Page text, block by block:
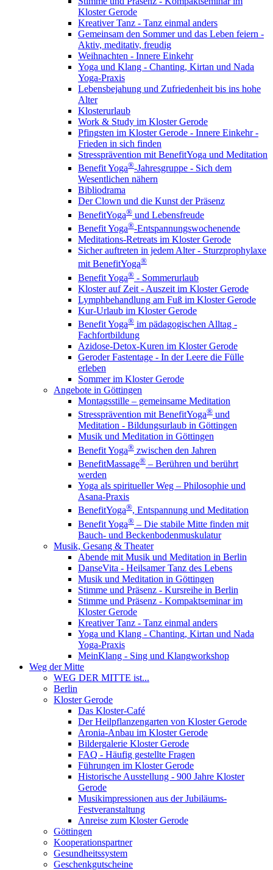
Kloster Gerode
Kreativer Tanz - Tanz einmal anders
Gemeinsam den Sommer und das Leben feiern -
Aktiv, meditativ, freudig
Weihnachten - Innere Einkehr
Yoga und Klang - Chanting, Kirtan und Nada
Yoga-Praxis
Lebensbejahung und Zufriedenheit bis ins hohe
Alter
Klosterurlaub
Work & Study im Kloster Gerode
Pfingsten im Kloster Gerode - Innere Einkehr -
Frieden in sich finden
Stressprävention mit BenefitYoga und Meditation
Benefit Yoga®-Jahresgruppe - Sich dem
Wesentlichen nähern
Bibliodrama
Der Clown und die Kunst der Präsenz
BenefitYoga® und Lebensfreude
Benefit Yoga®-Entspannungswochenende
Meditations-Retreats im Kloster Gerode
Sicher auftreten in jedem Alter - Sturzprophylaxe
mit BenefitYoga®
Benefit Yoga® - Sommerurlaub
Kloster auf Zeit - Auszeit im Kloster Gerode
Lymphbehandlung am Fuß im Kloster Gerode
Kur-Urlaub im Kloster Gerode
Benefit Yoga® im pädagogischen Alltag -
Fachfortbildung
Azidose-Detox-Kuren im Kloster Gerode
Geroder Fastentage - In der Leere die Fülle
erleben
Sommer im Kloster Gerode
Angebote in Göttingen
Montagsstille – gemeinsame Meditation
Stressprävention mit BenefitYoga® und
Meditation - Bildungsurlaub in Göttingen
Musik und Meditation in Göttingen
Benefit Yoga® zwischen den Jahren
BenefitMassage® – Berühren und berührt
werden
Yoga als spiritueller Weg – Philosophie und
Asana-Praxis
BenefitYoga®, Entspannung und Meditation
Benefit Yoga® – Die stabile Mitte finden mit
Bauch- und Beckenbodenmuskulatur
Musik, Gesang & Theater
Abende mit Musik und Meditation in Berlin
DanseVita - Heilsamer Tanz des Lebens
Musik und Meditation in Göttingen
Stimme und Präsenz - Kursreihe in Berlin
Stimme und Präsenz - Kompaktseminar im
Kloster Gerode
Kreativer Tanz - Tanz einmal anders
Yoga und Klang - Chanting, Kirtan und Nada
Yoga-Praxis
MeinKlang - Sing und Klangworkshop
Weg der Mitte
WEG DER MITTE ist...
Berlin
Kloster Gerode
Das Kloster-Café
Der Heilpflanzengarten von Kloster Gerode
Aronia-Anbau im Kloster Gerode
Bildergalerie Kloster Gerode
FAQ - Häufig gestellte Fragen
Führungen im Kloster Gerode
Historische Ausstellung - 900 Jahre Kloster
Gerode
Musikimpressionen aus der Jubiläums-
Festveranstaltung
Anreise zum Kloster Gerode
Göttingen
Kooperationspartner
Gesundheitssystem
Geschenkgutscheine